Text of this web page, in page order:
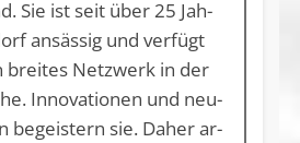
Sie ist seit über 25 Jah­
an­säs­sig und ver­fügt
brei­tes Netz­werk in der
In­no­va­tio­nen und neu­
be­geis­tern sie. Da­her ar­